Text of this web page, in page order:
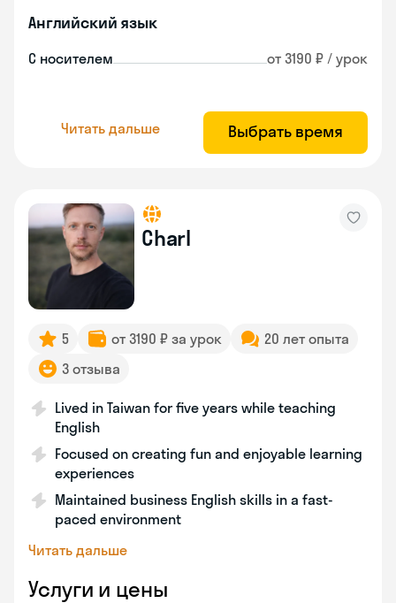
Английский язык
С носителем от 3190 ₽ / урок
Читать дальше Выбрать время
Charl
5 от 3190 ₽ за урок
20 лет опыта
3 отзыва
Lived in Taiwan for five years while teaching
English
Focused on creating fun and enjoyable learning
experiences
Maintained business English skills in a fast-
paced environment
Читать дальше
Услуги и цены